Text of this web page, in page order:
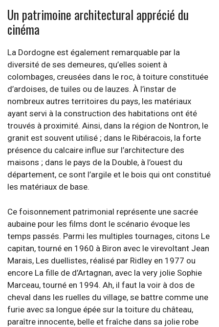
Un patrimoine architectural apprécié du
cinéma
La Dordogne est également remarquable par la
diversité de ses demeures, qu’elles soient à
colombages, creusées dans le roc, à toiture constituée
d’ardoises, de tuiles ou de lauzes. À l’instar de
nombreux autres territoires du pays, les matériaux
ayant servi à la construction des habitations ont été
trouvés à proximité. Ainsi, dans la région de Nontron, le
granit est souvent utilisé ; dans le Ribéracois, la forte
présence du calcaire influe sur l’architecture des
maisons ; dans le pays de la Double, à l’ouest du
département, ce sont l’argile et le bois qui ont constitué
les matériaux de base.
Ce foisonnement patrimonial représente une sacrée
aubaine pour les films dont le scénario évoque les
temps passés. Parmi les multiples tournages, citons Le
capitan, tourné en 1960 à Biron avec le virevoltant Jean
Marais, Les duellistes, réalisé par Ridley en 1977 ou
encore La fille de d’Artagnan, avec la very jolie Sophie
Marceau, tourné en 1994. Ah, il faut la voir à dos de
cheval dans les ruelles du village, se battre comme une
furie avec sa longue épée sur la toiture du château,
paraître innocente, belle et fraîche dans sa jolie robe